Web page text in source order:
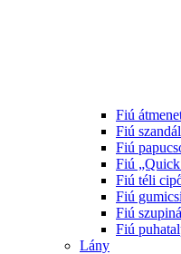
Fiú
Fiú szandál
Fiú
Fiú
Fiú téli
Fiú
Fiú
Fiú
Lány